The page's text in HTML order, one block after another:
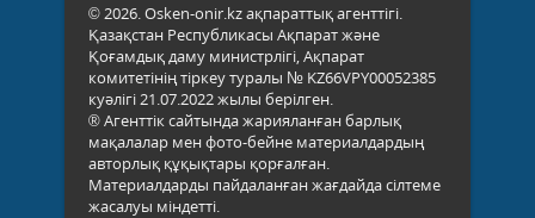
© 2026. Osken-onir.kz ақпараттық агенттігі.
Қазақстан Республикасы Ақпарат және
Қоғамдық даму министрлігі, Ақпарат
комитетінің тіркеу туралы № KZ66VPY00052385
куәлігі 21.07.2022 жылы берілген.
® Агенттік сайтында жарияланған барлық
мақалалар мен фото-бейне материалдардың
авторлық құқықтары қорғалған.
Материалдарды пайдаланған жағдайда сілтеме
жасалуы міндетті.